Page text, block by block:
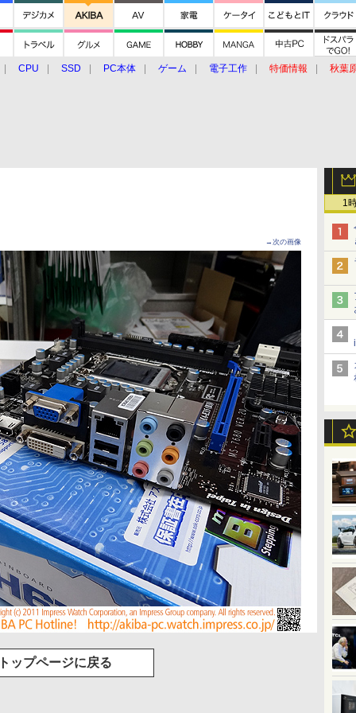
CPU SSD PC本体 ゲーム 電子工作 特価情報
秋葉
1
→次の画像
ップページに戻る